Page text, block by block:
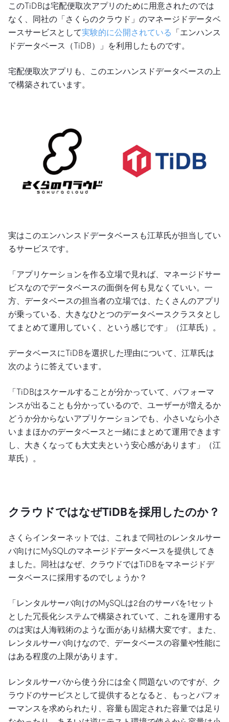
このTiDBは宅配便取次アプリのために用意されたのでは
なく、同社の「さくらのクラウド」のマネージドデータベ
ースサービスとして実験的に公開されている 「エンハンス
ドデータベース（TiDB）」を利用したものです。
宅配便取次アプリも、このエンハンスドデータベースの上
で構築されています。
実はこのエンハンスドデータベースも江草氏が担当してい
るサービスです。
「アプリケーションを作る立場で見れば、マネージドサー
ビスなのでデータベースの面倒を何も見なくていい。一
方、データベースの担当者の立場では、たくさんのアプリ
が乗っている、大きなひとつのデータベースクラスタとし
てまとめて運用していく、という感じです」（江草氏）。
データベースにTiDBを選択した理由について、江草氏は
次のように答えています。
「TiDBはスケールすることが分かっていて、パフォーマ
ンスが出ることも分かっているので、ユーザーが増えるか
どうか分からないアプリケーションでも、小さいなら小さ
いままほかのデータベースと一緒にまとめて運用できます
し、大きくなっても大丈夫という安心感があります」（江
草氏）。
クラウドではなぜTiDBを採用したのか？
さくらインターネットでは、これまで同社のレンタルサー
バ向けにMySQLのマネージドデータベースを提供してき
ました。同社はなぜ、クラウドではTiDBをマネージドデ
ータベースに採用するのでしょうか？
「レンタルサーバ向けのMySQLは2台のサーバを1セット
とした冗長化システムで構築されていて、これを運用する
のは実は人海戦術のような面があり結構大変です。また、
レンタルサーバ向けなので、データベースの容量や性能に
はある程度の上限があります。
レンタルサーバから使う分には全く問題ないのですが、ク
ラウドのサービスとして提供するとなると、もっとパフォ
ーマンスを求められたり、容量も固定された容量では足り